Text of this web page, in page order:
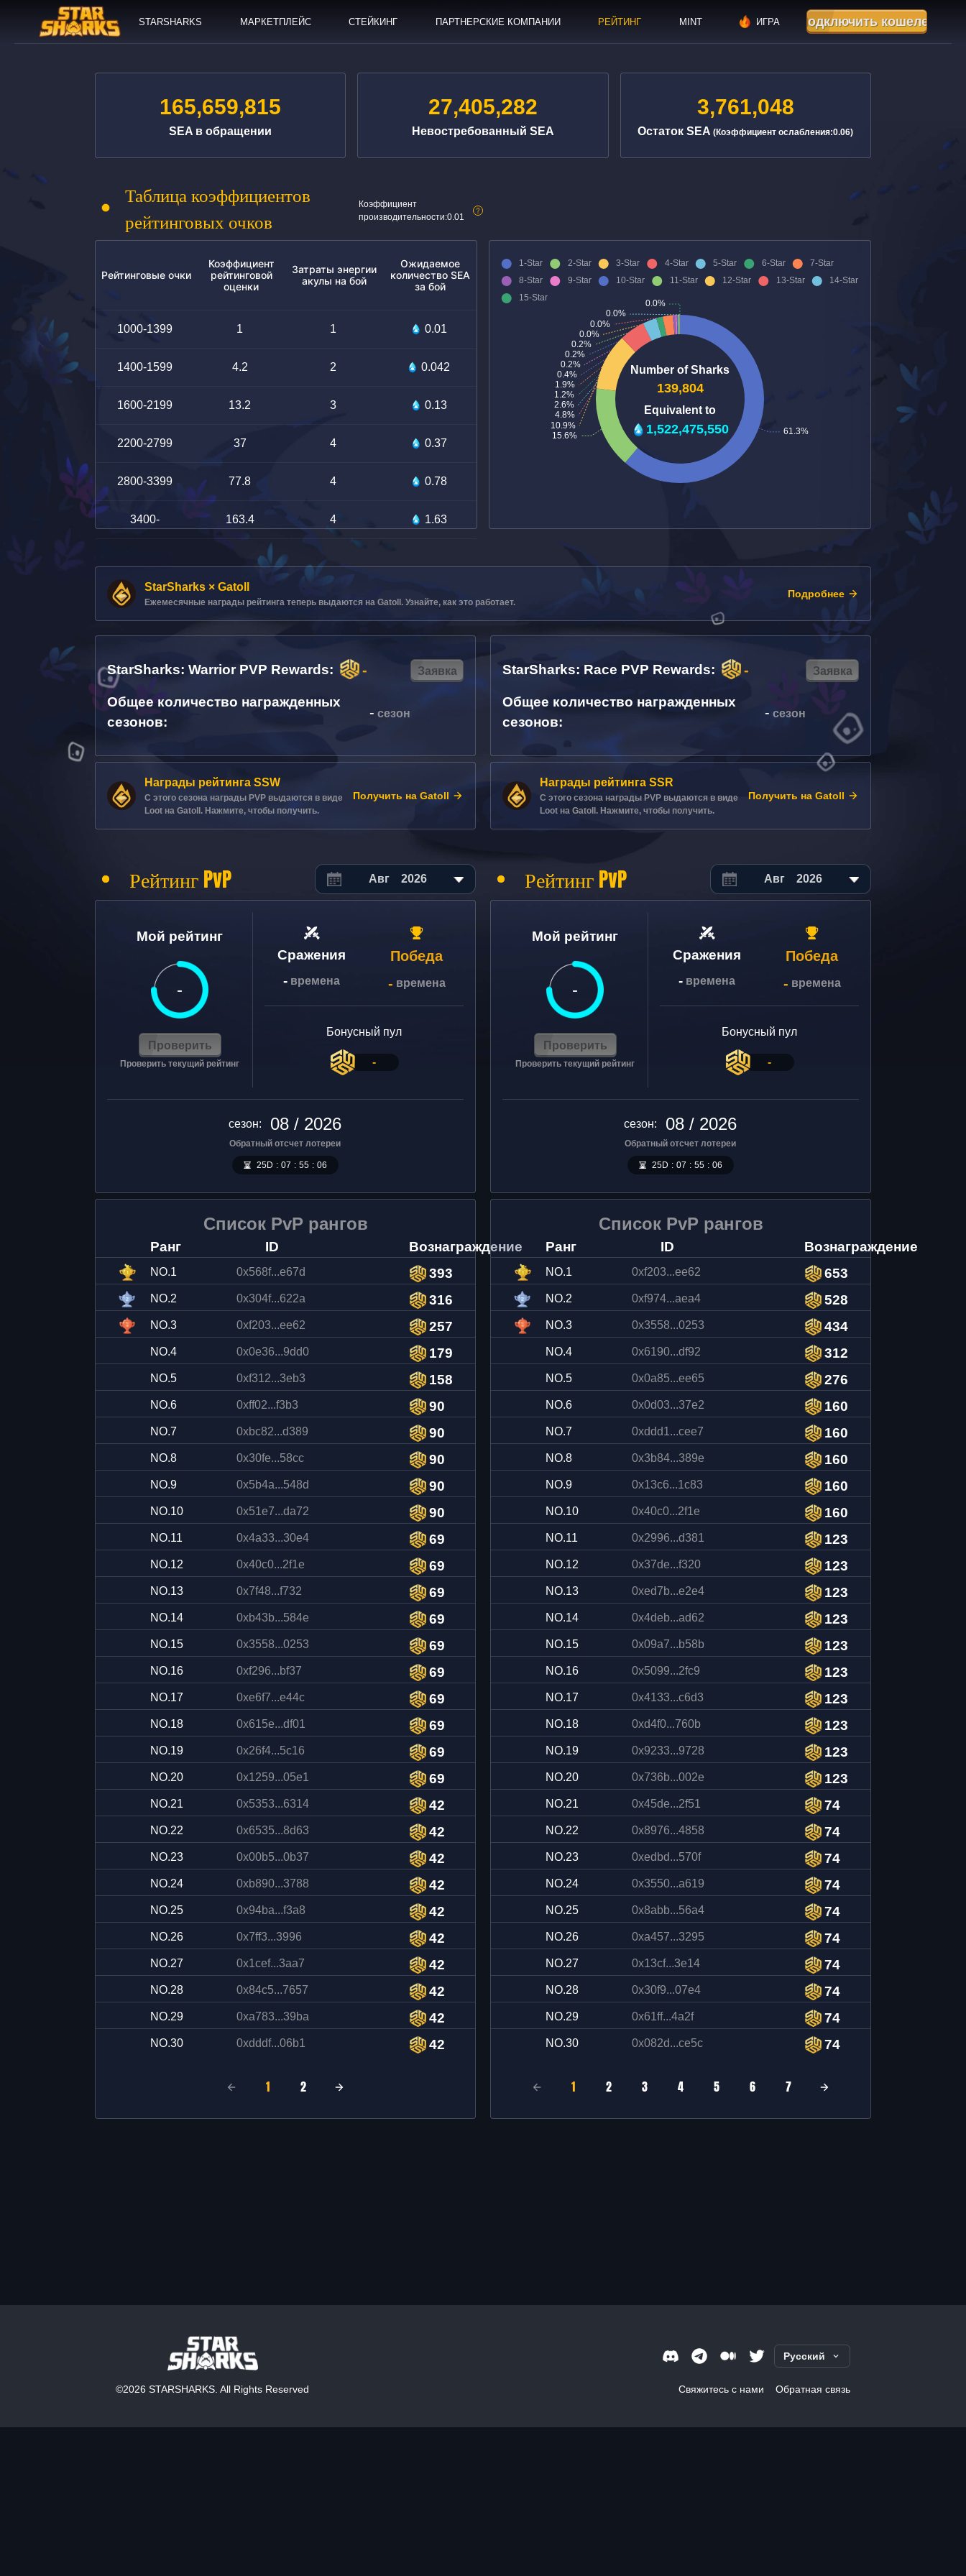
STARSHARKS МАРКЕТПЛЕЙС СТЕЙКИНГ ПАРТНЕРСКИЕ КОМПАНИИ РЕЙТИНГ MINT ИГРА Подключить кошелек
165,659,815
SEA в обращении
27,405,282
Невостребованный SEA
3,761,048
Остаток SEA (Коэффициент ослабления:0.06)
Таблица коэффициентов
рейтинговых очков
Коэффициент
производительности:0.01
Рейтинговые очки
Коэффициент
рейтинговой
оценки
Затраты энергии
акулы на бой
Ожидаемое
количество SEA
за бой
1000-1399 1 1 0.01
1400-1599 4.2 2 0.042
1600-2199 13.2 3 0.13
2200-2799 37 4 0.37
2800-3399 77.8 4 0.78
3400- 163.4 4 1.63
StarSharks × Gatoll
Ежемесячные награды рейтинга теперь выдаются на Gatoll. Узнайте, как это работает.
Подробнее
StarSharks: Warrior PVP Rewards: -
Общее количество награжденных
сезонов:
- сезон
Заявка
Награды рейтинга SSW
С этого сезона награды PVP выдаются в виде
Loot на Gatoll. Нажмите, чтобы получить.
Получить на Gatoll
Рейтинг PvP Авг 2026
Мой рейтинг
-
Проверить
Проверить текущий рейтинг
Сражения
- времена
Победа
- времена
Бонусный пул
-
сезон: 08 / 2026
Обратный отсчет лотереи
25D : 07 : 55 : 05
Список PvP рангов
Ранг ID Вознаграждение
NO.1 0x568f...e67d 393
NO.2 0x304f...622a 316
NO.3 0xf203...ee62 257
NO.4 0x0e36...9dd0 179
NO.5 0xf312...3eb3 158
NO.6 0xff02...f3b3 90
NO.7 0xbc82...d389 90
NO.8 0x30fe...58cc 90
NO.9 0x5b4a...548d 90
NO.10 0x51e7...da72 90
NO.11 0x4a33...30e4 69
NO.12 0x40c0...2f1e 69
NO.13 0x7f48...f732 69
NO.14 0xb43b...584e 69
NO.15 0x3558...0253 69
NO.16 0xf296...bf37 69
NO.17 0xe6f7...e44c 69
NO.18 0x615e...df01 69
NO.19 0x26f4...5c16 69
NO.20 0x1259...05e1 69
NO.21 0x5353...6314 42
NO.22 0x6535...8d63 42
NO.23 0x00b5...0b37 42
NO.24 0xb890...3788 42
NO.25 0x94ba...f3a8 42
NO.26 0x7ff3...3996 42
NO.27 0x1cef...3aa7 42
NO.28 0x84c5...7657 42
NO.29 0xa783...39ba 42
NO.30 0xdddf...06b1 42
1 2
StarSharks: Race PVP Rewards: -
Общее количество награжденных
сезонов:
- сезон
Заявка
Награды рейтинга SSR
С этого сезона награды PVP выдаются в виде
Loot на Gatoll. Нажмите, чтобы получить.
Получить на Gatoll
Рейтинг PvP Авг 2026
Мой рейтинг
-
Проверить
Проверить текущий рейтинг
Сражения
- времена
Победа
- времена
Бонусный пул
-
сезон: 08 / 2026
Обратный отсчет лотереи
25D : 07 : 55 : 05
Список PvP рангов
Ранг ID Вознаграждение
NO.1 0xf203...ee62 653
NO.2 0xf974...aea4 528
NO.3 0x3558...0253 434
NO.4 0x6190...df92 312
NO.5 0x0a85...ee65 276
NO.6 0x0d03...37e2 160
NO.7 0xddd1...cee7 160
NO.8 0x3b84...389e 160
NO.9 0x13c6...1c83 160
NO.10 0x40c0...2f1e 160
NO.11 0x2996...d381 123
NO.12 0x37de...f320 123
NO.13 0xed7b...e2e4 123
NO.14 0x4deb...ad62 123
NO.15 0x09a7...b58b 123
NO.16 0x5099...2fc9 123
NO.17 0x4133...c6d3 123
NO.18 0xd4f0...760b 123
NO.19 0x9233...9728 123
NO.20 0x736b...002e 123
NO.21 0x45de...2f51 74
NO.22 0x8976...4858 74
NO.23 0xedbd...570f 74
NO.24 0x3550...a619 74
NO.25 0x8abb...56a4 74
NO.26 0xa457...3295 74
NO.27 0x13cf...3e14 74
NO.28 0x30f9...07e4 74
NO.29 0x61ff...4a2f 74
NO.30 0x082d...ce5c 74
1 2 3 4 5 6 7
Русский
©2026 STARSHARKS. All Rights Reserved Свяжитесь с нами Обратная связь